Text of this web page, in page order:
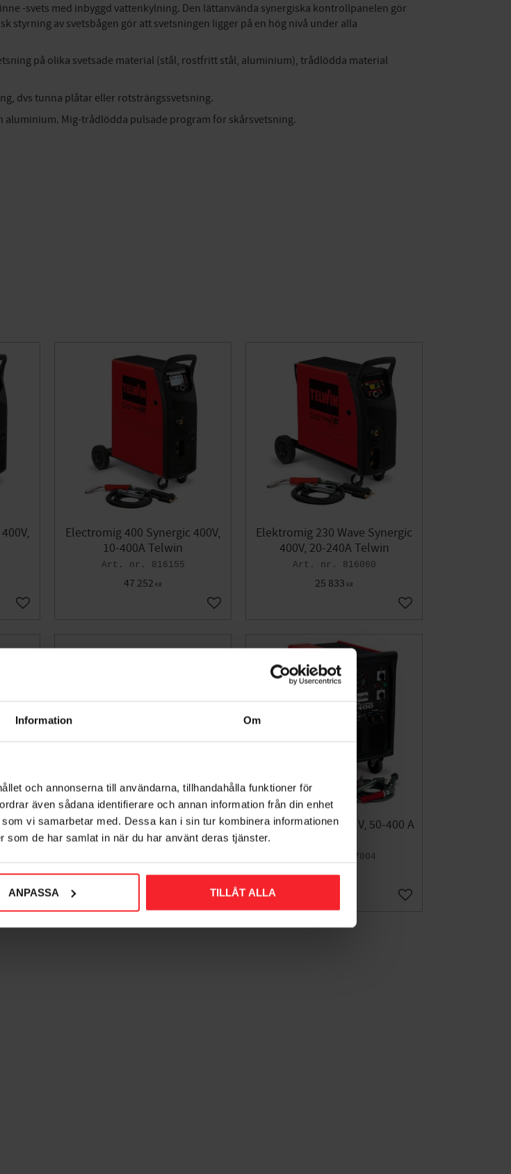
Information Om
och annonserna till användarna, tillhandahålla funktioner för
även sådana identifierare och annan information från din enhet
vi samarbetar med. Dessa kan i sin tur kombinera informationen
som de har samlat in när du har använt deras tjänster.
ANPASSA TILLÅT ALLA
-svets med inbyggd vattenkylning. Den lättanvända synergiska kontrollpanelen gör
av svetsbågen gör att svetsningen ligger på en hög nivå under alla
på olika svetsade material (stål, rostfritt stål, aluminium), trådlödda material
dvs tunna plåtar eller rotsträngssvetsning.
aluminium. Mig-trådlödda pulsade program för skårsvetsning.
Lägg till i favoriter
Electromig 400 Synergic 400V,
10-400A Telwin
816155
47 252 KR
Lägg till i favoriter
Elektromig 230 Wave Synergic
400V, 20-240A Telwin
816060
25 833 KR
Lägg till i favoriter
A
Lägg till i favoriter
Technomig 260 Dual Synergic
230V, 20-250A Telwin
15 030KR
Lägg till i favoriter
Mastermig 400, 400 V, 50-400 A
827004
24 542
Lägg till i favoriter